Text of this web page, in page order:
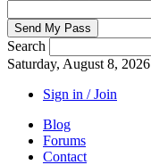
Search
Saturday, August 8, 2026
Sign in / Join
Blog
Forums
Contact